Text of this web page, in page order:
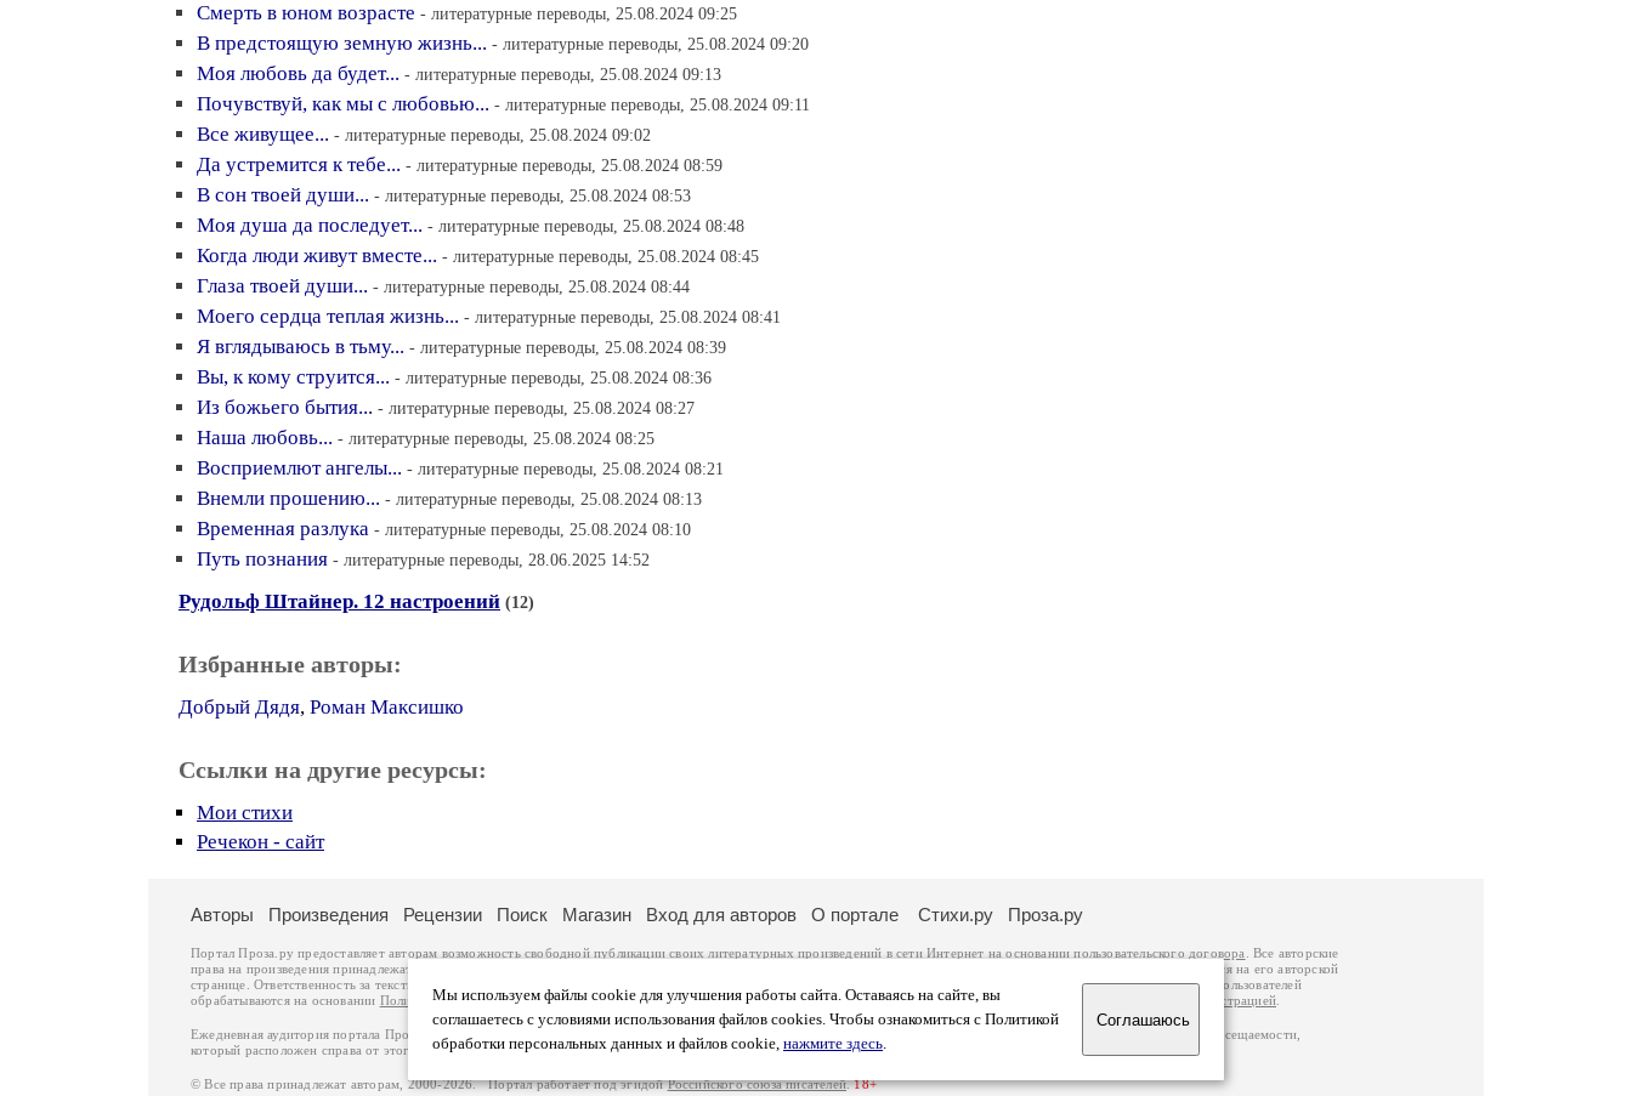
Смерть в юном возрасте - литературные переводы, 25.08.2024 09:25
В предстоящую земную жизнь... - литературные переводы, 25.08.2024 09:20
Моя любовь да будет... - литературные переводы, 25.08.2024 09:13
Почувствуй, как мы с любовью... - литературные переводы, 25.08.2024 09:11
Все живущее... - литературные переводы, 25.08.2024 09:02
Да устремится к тебе... - литературные переводы, 25.08.2024 08:59
В сон твоей души... - литературные переводы, 25.08.2024 08:53
Моя душа да последует... - литературные переводы, 25.08.2024 08:48
Когда люди живут вместе... - литературные переводы, 25.08.2024 08:45
Глаза твоей души... - литературные переводы, 25.08.2024 08:44
Моего сердца теплая жизнь... - литературные переводы, 25.08.2024 08:41
Я вглядываюсь в тьму... - литературные переводы, 25.08.2024 08:39
Вы, к кому струится... - литературные переводы, 25.08.2024 08:36
Из божьего бытия... - литературные переводы, 25.08.2024 08:27
Наша любовь... - литературные переводы, 25.08.2024 08:25
Восприемлют ангелы... - литературные переводы, 25.08.2024 08:21
Внемли прошению... - литературные переводы, 25.08.2024 08:13
Временная разлука - литературные переводы, 25.08.2024 08:10
Путь познания - литературные переводы, 28.06.2025 14:52
Рудольф Штайнер. 12 настроений (12)
Избранные авторы:
Добрый Дядя, Роман Максишко
Ссылки на другие ресурсы:
Мои стихи
Речекон - сайт
Мы используем файлы cookie для улучшения работы сайта. Оставаясь на сайте, вы
соглашаетесь с условиями использования файлов cookies. Чтобы ознакомиться с Политикой
обработки персональных данных и файлов cookie, нажмите здесь.
Соглашаюсь
Авторы Произведения Рецензии Поиск Магазин Вход для авторов О портале Стихи.ру Проза.ру
Портал Проза.ру предоставляет авторам возможность свободной публикации своих литературных произведений в сети Интернет на основаниипользовательского договора
. Все авторские
права на произведения принадлежат авторам и охраняются
. Перепечатка произведений возможна только с согласия его автора, к которому вы можете обратиться на его авторской
странице. Ответственность за тексты произведений авторы несут самостоятельно на основании
законодательства Российской Федерации. Данные пользователей
обрабатываются на основании Политики обработки персональных данных. Вы также можете посмотреть более подробнуюинформацию о портале связаться с администрацией
Ежедневная аудитория портала Проза.ру – порядка 100 тысяч посетителей, которые в общей сумме просматривают более полумиллиона страниц по данным счетчика посещаемости,
который расположен справа от этого текста. В каждой графе указано по две цифры: количество просмотров и количество посетителей.
© Все права принадлежат авторам, 2000-2026. Портал работает под эгидойРоссийского союза писателей.18+